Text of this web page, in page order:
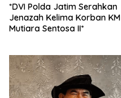
*DVI Polda Jatim Serahkan
Jenazah Kelima Korban KM
Mutiara Sentosa II*